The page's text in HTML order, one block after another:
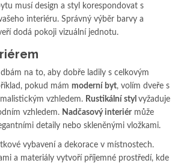
musí design a styl korespondovat s
interiéru. Správný výběr barvy a
dodá pokoji vizuální jednotu.
na to, aby dobře ladily s celkovým
pokud mám moderní byt, volím dveře s
vzhledem. Rustikální styl vyžaduje
vzhledem. Nadčasový interiér může
detaily nebo skleněnými vložkami.
vybavení a dekorace v místnostech.
a materiály vytvoří příjemné prostředí, kde